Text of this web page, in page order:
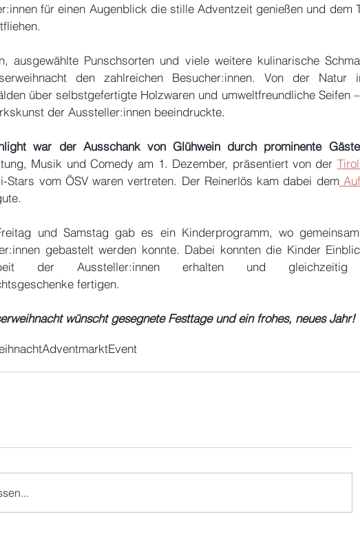
für einen Augenblick die stille Adventzeit genießen und dem
ausgewählte Punschsorten und viele weitere kulinarische
den zahlreichen Besucher:innen. Von der Natur
über selbstgefertigte Holzwaren und umweltfreundliche Seifen
der Aussteller:innen beeindruckte.
war der Ausschank von Glühwein durch prominente Gäste
Musik und Comedy am 1. Dezember, präsentiert von der
Stars vom ÖSV waren vertreten. Der Reinerlös kam dabei dem
und Samstag gab es ein Kinderprogramm, wo
gebastelt werden konnte. Dabei konnten die Kinder
der Aussteller:innen erhalten und gleichzeitig
fertigen.
wünscht gesegnete Festtage und ein frohes, neues Jahr!
AdventmarktEvent